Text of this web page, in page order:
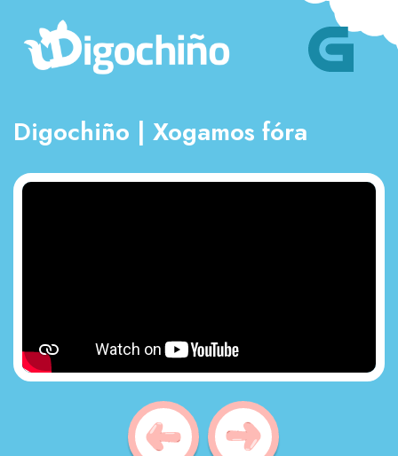
Digochiño | Xogamos fóra